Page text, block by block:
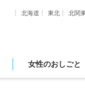
北海道 東北 北関
女性のおしごと